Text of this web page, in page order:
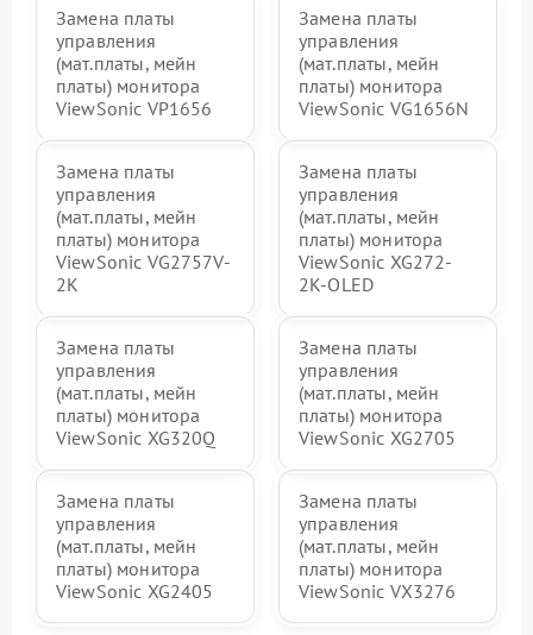
Замена платы
управления
(мат.платы, мейн
платы) монитора
ViewSonic VP1656
Замена платы
управления
(мат.платы, мейн
платы) монитора
ViewSonic VG1656N
Замена платы
управления
(мат.платы, мейн
платы) монитора
ViewSonic VG2757V-
2K
Замена платы
управления
(мат.платы, мейн
платы) монитора
ViewSonic XG272-
2K-OLED
Замена платы
управления
(мат.платы, мейн
платы) монитора
ViewSonic XG320Q
Замена платы
управления
(мат.платы, мейн
платы) монитора
ViewSonic XG2705
Замена платы
управления
(мат.платы, мейн
платы) монитора
ViewSonic XG2405
Замена платы
управления
(мат.платы, мейн
платы) монитора
ViewSonic VX3276